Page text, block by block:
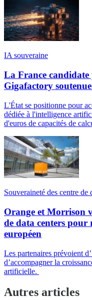
IA souveraine
La France
Gigafactory
L'État se positionne pour
dédiée à l'intelligence
d'euros de capacités de
Souveraineté des centre de
Orange et Morrison
de data centers pour
européen
Les partenaires prévoient
d’accompagner la
artificielle.
Autres articles